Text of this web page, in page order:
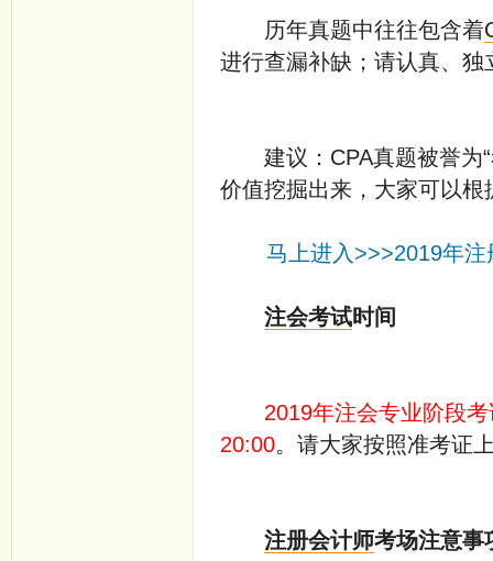
历年真题中往往包含着
进行查漏补缺；请认真、独
建议：CPA真题被誉为“
价值挖掘出来，大家可以
马上进入>>>2019年
注会考试时间
2019年注会专业阶段
20:00。请大家按照准考证
注册会计师考场注意事